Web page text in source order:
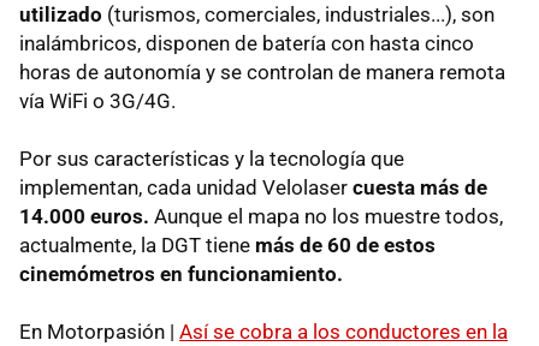
utilizado (turismos, comerciales, industriales...), son
inalámbricos, disponen de batería con hasta cinco
horas de autonomía y se controlan de manera remota
vía WiFi o 3G/4G.
Por sus características y la tecnología que
implementan, cada unidad Velolaser cuesta más de
14.000 euros. Aunque el mapa no los muestre todos,
actualmente, la DGT tiene más de 60 de estos
cinemómetros en funcionamiento.
En Motorpasión | Así se cobra a los conductores en la